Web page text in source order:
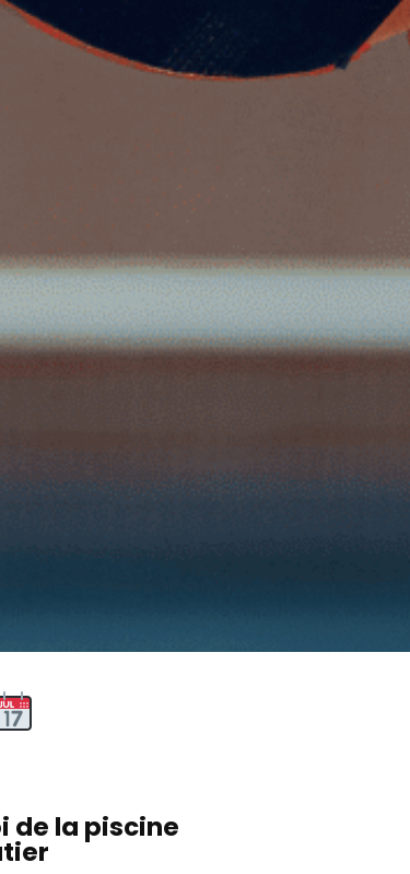
de la piscine